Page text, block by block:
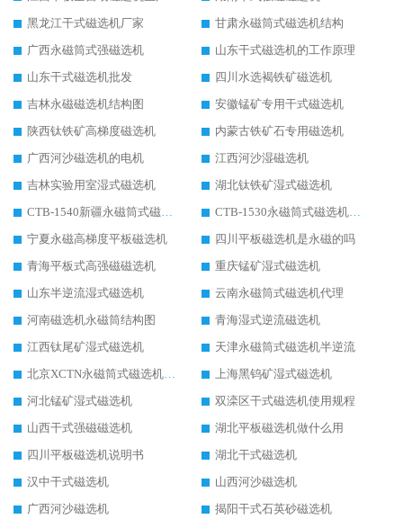
黑龙江干式磁选机厂家
甘肃永磁筒式磁选机结构
广西永磁筒式强磁选机
山东干式磁选机的工作原理
山东干式磁选机批发
四川水选褐铁矿磁选机
吉林永磁磁选机结构图
安徽锰矿专用干式磁选机
陕西钛铁矿高梯度磁选机
内蒙古铁矿石专用磁选机
广西河沙磁选机的电机
江西河沙湿磁选机
吉林实验用室湿式磁选机
湖北钛铁矿湿式磁选机
CTB-1540新疆永磁筒式磁选机
CTB-1530永磁筒式磁选机代理商
宁夏永磁高梯度平板磁选机
四川平板磁选机是永磁的吗
青海平板式高强磁磁选机
重庆锰矿湿式磁选机
山东半逆流湿式磁选机
云南永磁筒式磁选机代理
河南磁选机永磁筒结构图
青海湿式逆流磁选机
江西钛尾矿湿式磁选机
天津永磁筒式磁选机半逆流
北京XCTN永磁筒式磁选机磁块位置
上海黑钨矿湿式磁选机
河北锰矿湿式磁选机
双滦区干式磁选机使用规程
山西干式强磁磁选机
湖北平板磁选机做什么用
四川平板磁选机说明书
湖北干式磁选机
汉中干式磁选机
山西河沙磁选机
广西河沙磁选机
揭阳干式石英砂磁选机